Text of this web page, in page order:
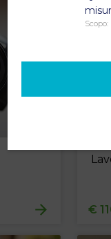
€
Scopo: